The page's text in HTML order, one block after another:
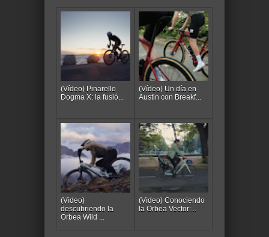
(Vídeo) Pinarello
Dogma X: la fusió...
(Vídeo) Un día en
Austin con Breakf...
(Vídeo)
descubriendo la
Orbea Wild ...
(Vídeo) Conociendo
la Orbea Vector:...